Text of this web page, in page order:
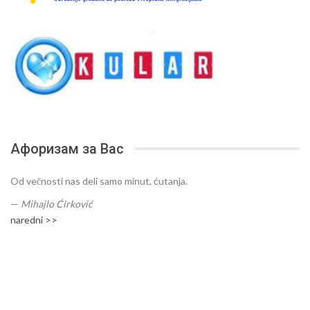
Афоризам за Вас
Od večnosti nas deli samo minut, ćutanja.
— Mihajlo Ćirković
naredni >>